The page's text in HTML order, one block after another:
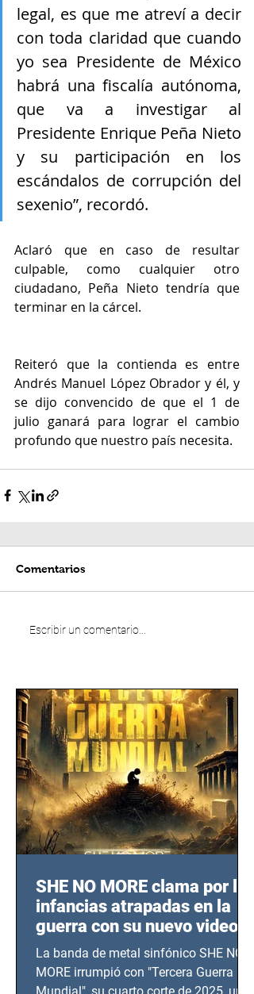
legal, es que me atreví a decir
con toda claridad que cuando
yo sea Presidente de México
habrá una fiscalía autónoma,
que va a investigar al
Presidente Enrique Peña Nieto
y su participación en los
escándalos de corrupción del
sexenio”, recordó.
Aclaró que en caso de resultar
culpable, como cualquier otro
ciudadano, Peña Nieto tendría que
terminar en la cárcel.
Reiteró que la contienda es entre
Andrés Manuel López Obrador y él, y
se dijo convencido de que el 1 de
julio ganará para lograr el cambio
profundo que nuestro país necesita.
Comentarios
Escribir un comentario...
SHE NO MORE clama por las
infancias atrapadas en la
guerra con su nuevo video
TERCERA GUERRA
MUNDIAL
La banda de metal sinfónico SHE NO
MORE irrumpió con "Tercera Guerra